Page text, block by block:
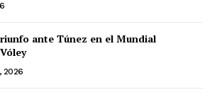
ante Túnez en el Mundial
2026